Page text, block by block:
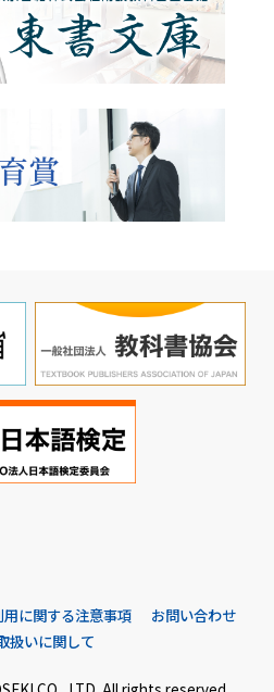
用に関する注意事項
お問い合わせ
扱いに関して